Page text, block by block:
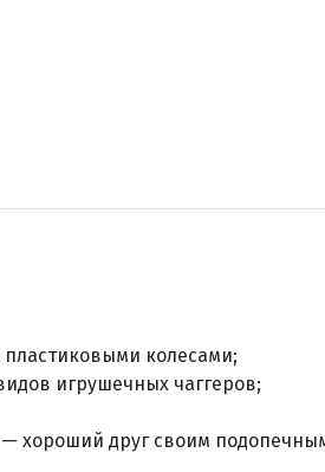
колесами;
игрушечных чаггеров;
— хороший друг своим